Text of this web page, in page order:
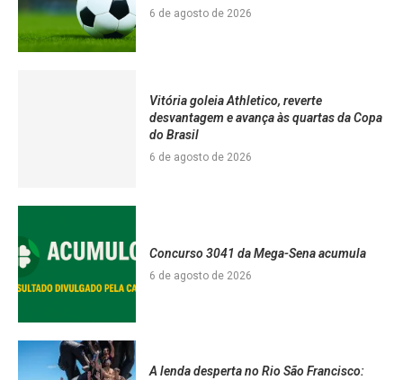
6 de agosto de 2026
Vitória goleia Athletico, reverte
desvantagem e avança às quartas da Copa
do Brasil
6 de agosto de 2026
Concurso 3041 da Mega-Sena acumula
6 de agosto de 2026
A lenda desperta no Rio São Francisco: